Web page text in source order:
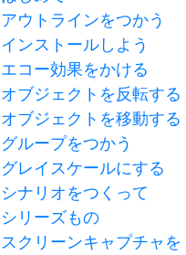
アウトラインをつかう
インストールしよう
エコー効果をかける
オブジェクトを反転する
オブジェクトを移動する
グループをつかう
グレイスケールにする
シナリオをつくって
シリーズもの
スクリーンキャプチャを